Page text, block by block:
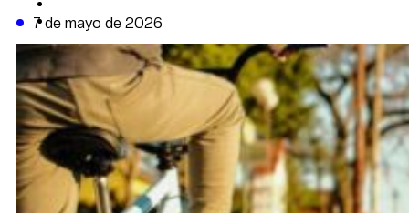
DE LA TRIBUNA TV
7 de mayo de 2026